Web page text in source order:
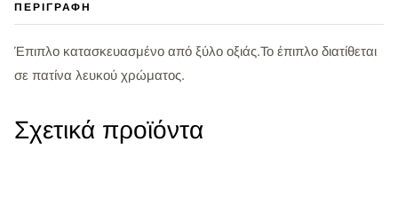
ΠΕΡΙΓΡΑΦΉ
Έπιπλο κατασκευασμένο από ξύλο οξιάς.Το έπιπλο διατίθεται
σε πατίνα λευκού χρώματος.
Σχετικά προϊόντα